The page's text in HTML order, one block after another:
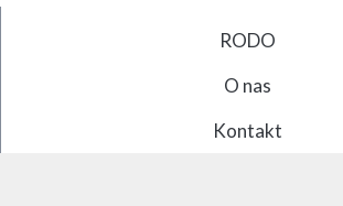
RODO
O nas
Kontakt